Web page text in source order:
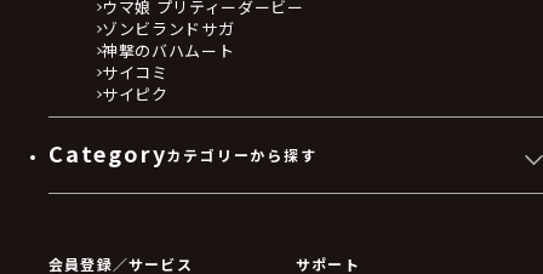
ウマ娘 プリティーダービー
ゾンビランドサガ
神撃のバハムート
サイコミ
サイピク
Categoryカテゴリーから探す
会員登録／サービス
サポート